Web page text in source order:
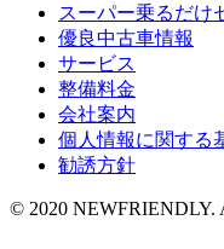
スーパー乗るだけ
優良中古車情報
サービス
整備料金
会社案内
個人情報に関する
勧誘方針
© 2020 NEWFRIENDLY.